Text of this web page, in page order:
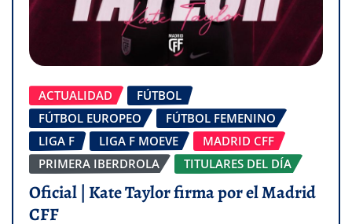
ACTUALIDAD
FÚTBOL
FÚTBOL EUROPEO
FÚTBOL FEMENINO
LIGA F
LIGA F MOEVE
MADRID CFF
PRIMERA IBERDROLA
TITULARES DEL DÍA
Oficial | Kate Taylor firma por el Madrid
CFF